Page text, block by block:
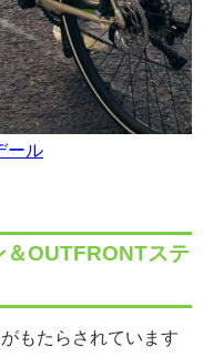
ール
＆OUTFRONTステ
もたらされています